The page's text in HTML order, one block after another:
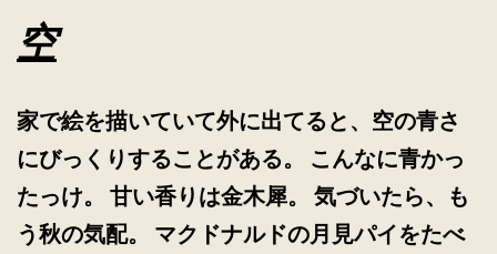
空
家で絵を描いていて外に出てると、空の青さ
にびっくりすることがある。 こんなに青かっ
たっけ。 甘い香りは金木犀。 気づいたら、も
う秋の気配。 マクドナルドの月見パイをたべ